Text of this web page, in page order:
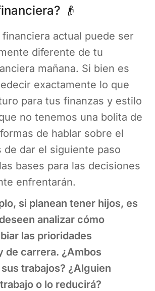
👴
actual puede ser
diferente de tu
mañana. Si bien es
exactamente lo que
para tus finanzas y estilo
no tenemos una bolita de
de hablar sobre el
de dar el siguiente paso
bases para las decisiones
enfrentarán.
si planean tener hijos, es
analizar cómo
las prioridades
de carrera. ¿Ambos
trabajos? ¿Alguien
o lo reducirá?